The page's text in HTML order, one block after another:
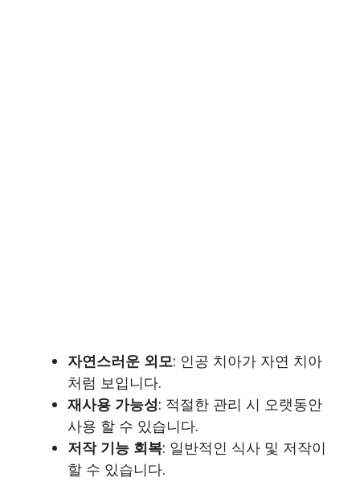
자연스러운 외모: 인공 치아가 자연 치아
처럼 보입니다.
재사용 가능성: 적절한 관리 시 오랫동안
사용 할 수 있습니다.
저작 기능 회복: 일반적인 식사 및 저작이
할 수 있습니다.